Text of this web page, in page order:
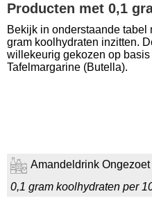
Producten met 0,1
Bekijk in onderstaande tabel
gram koolhydraten inzitten.
willekeurig gekozen op
Tafelmargarine (Butella).
Amandeldrink
0,1 gram koolhydraten per